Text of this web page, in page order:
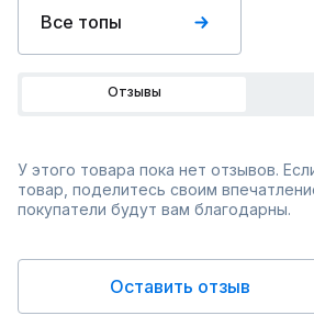
Все топы
Отзывы
У этого товара пока нет отзывов.
товар, поделитесь своим
покупатели будут вам благодарны.
Оставить отзыв